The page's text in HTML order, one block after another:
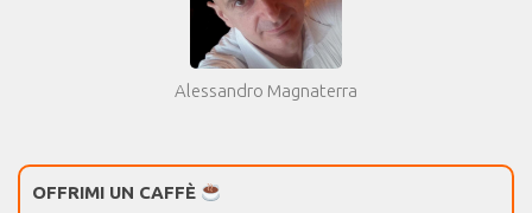
Alessandro Magnaterra
OFFRIMI UN CAFFÈ